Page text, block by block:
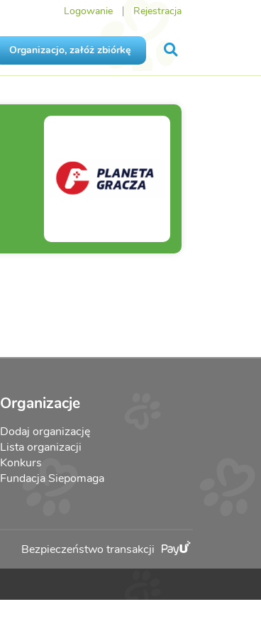
Logowanie Rejestracja
Organizacjo, załóż zbiórkę
Organizacje
Dodaj organizację
Lista organizacji
Konkurs
Fundacja Siepomaga
Bezpieczeństwo transakcji